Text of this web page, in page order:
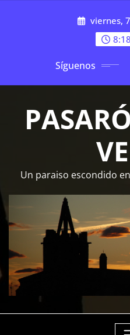
viernes,
Síguenos
Un paraiso escondido